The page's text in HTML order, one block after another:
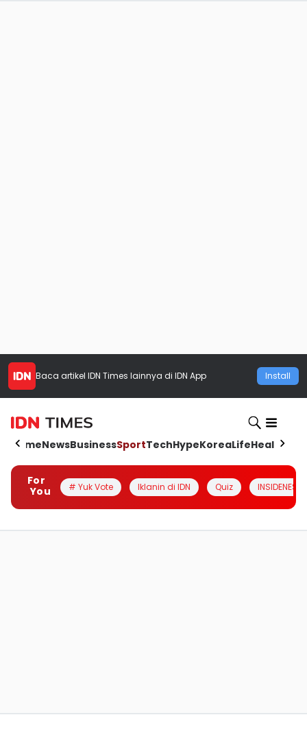
Baca artikel IDN Times lainnya di IDN App Install
HomeNewsBusinessSportTechHypeKoreaLifeHealth
For
You
# Yuk Vote Iklanin di IDN Quiz INSIDENESIA